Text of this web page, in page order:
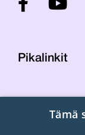
Pikalinkit
Laskutustiedot
Tämä